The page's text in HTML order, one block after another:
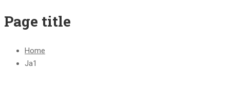
Page title
Home
Ja1